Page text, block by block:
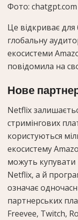
Фото: chatgpt.com
Це відкриває
глобальну
екосистеми
повідомила на
Нове
Netflix
стримінгових
користуються
екосистему
можуть
Netflix, а й
означає
партнерських
Freevee, Twitch,